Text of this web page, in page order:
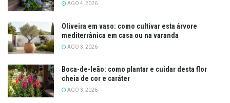
AGO 4, 2026
Oliveira em vaso: como cultivar esta árvore
mediterrânica em casa ou na varanda
AGO 3, 2026
Boca-de-leão: como plantar e cuidar desta flor
cheia de cor e caráter
AGO 3, 2026